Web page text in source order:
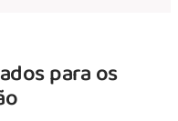
para os